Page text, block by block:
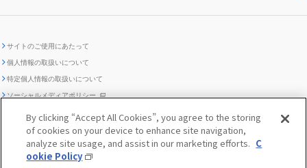
IRカレンダー
ディスクロージャー
ポリシー
ガバナンス
編集方針 レポートライブラリー
SUBARUデザイン
「SUBARUらしさ」を
際立たせる技術
2.環境技術
『魔改造の夜』特設サイト
SUBARU Lab採用（中途）
販売会社グループ採用 期間従業員採用
SUBARU ハイブリッド車 レスキュ
ー時の取扱い
自動車リサイクル リコール情報
サイトのご使用にあたって
個人情報の取扱いについて
特定個人情報の取扱いについて
ソーシャルメディアポリシー
お問い合わせ ／ よくあるご質問
クッキーポリシー
メディア
By clicking “Accept All Cookies”, you agree to the storing
of cookies on your device to enhance site navigation,
analyze site usage, and assist in our marketing efforts. C
ookie Policy